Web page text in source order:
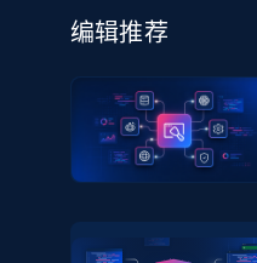
企业级
为企业级
演示智
集成
托管式数
采集
编辑推荐